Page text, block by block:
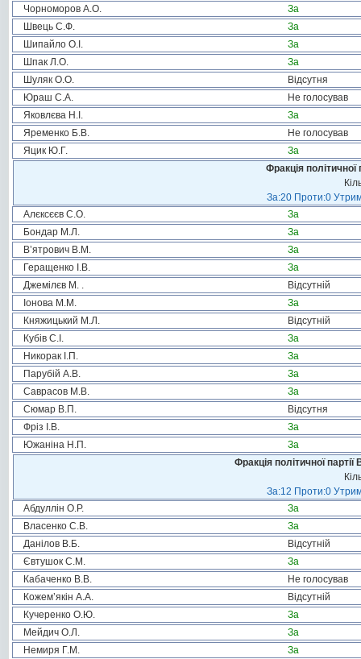
Чорноморов А.О.
За
Швець С.Ф.
За
Шипайло О.І.
За
Шпак Л.О.
За
Шуляк О.О.
Відсутня
Юраш С.А.
Не голосував
Яковлєва Н.І.
За
Яременко Б.В.
Не голосував
Яцик Ю.Г.
За
Фракція
За:20 Проти:0
Алєксєєв С.О.
За
Бондар М.Л.
За
В’ятрович В.М.
За
Геращенко І.В.
За
Джемілєв М. .
Відсутній
Іонова М.М.
За
Княжицький М.Л.
Відсутній
Кубів С.І.
За
Никорак І.П.
За
Парубій А.В.
За
Саврасов М.В.
За
Сюмар В.П.
Відсутня
Фріз І.В.
За
Южаніна Н.П.
За
Фракція політичної
За:12 Проти:0
Абдуллін О.Р.
За
Власенко С.В.
За
Данілов В.Б.
Відсутній
Євтушок С.М.
За
Кабаченко В.В.
Не голосував
Кожем’якін А.А.
Відсутній
Кучеренко О.Ю.
За
Мейдич О.Л.
За
Немиря Г.М.
За